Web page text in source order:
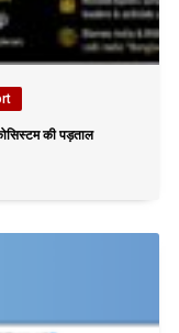
की पड़ताल